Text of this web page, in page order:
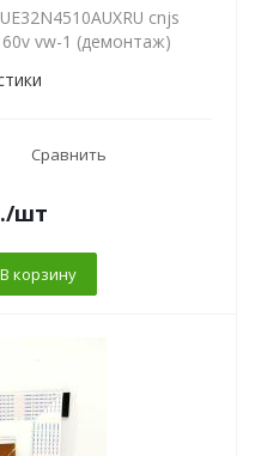
cnjs
vw-1 (демонтаж)
Сравнить
/шт
В корзину